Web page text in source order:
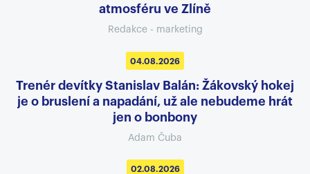
atmosféru ve Zlíně
Redakce - marketing
04.08.2026
Trenér devítky Stanislav Balán: Žákovský hokej
je o bruslení a napadání, už ale nebudeme hrát
jen o bonbony
Adam Čuba
02.08.2026